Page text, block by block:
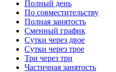
Полный день
По совместительству
Полная занятость
Сменный график
Сутки через двое
Сутки через трое
Три через три
Частичная занятость